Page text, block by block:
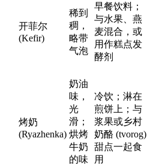
开菲尔
(Kefir)
稀到
稠，
略带
气泡
早餐饮料；
与水果、燕
麦混合，或
用作糕点发
酵剂
烤奶
(Ryazhenka)
奶油
味，
光
滑；
烘烤
牛奶
的味
冷饮；淋在
煎饼上；与
浆果或乡村
奶酪 (tvorog)
甜点一起食
用